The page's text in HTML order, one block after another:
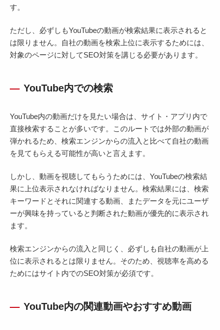
す。
ただし、必ずしもYouTubeの動画が検索結果に表示されると
は限りません。自社の動画を検索上位に表示するためには、
対象のページに対してSEO対策を講じる必要があります。
YouTube内での検索
YouTube内の動画だけを見たい場合は、サイト・アプリ内で
直接検索することが多いです。このルートでは外部の動画が
弾かれるため、検索エンジンからの流入と比べて自社の動画
を見てもらえる可能性が高いと言えます。
しかし、動画を視聴してもらうためには、YouTubeの検索結
果に上位表示されなければなりません。検索結果には、検索
キーワードとそれに関連する動画、またデータを元にユーザ
ーが興味を持っていると判断された動画が優先的に表示され
ます。
検索エンジンからの流入と同じく、必ずしも自社の動画が上
位に表示されるとは限りません。そのため、視聴率を高める
ためにはサイト内でのSEO対策が必須です。
YouTube内の関連動画やおすすめ動画